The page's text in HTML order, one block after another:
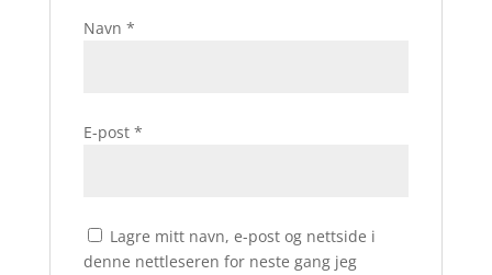
Navn *
E-post *
Lagre mitt navn, e-post og nettside i
denne nettleseren for neste gang jeg